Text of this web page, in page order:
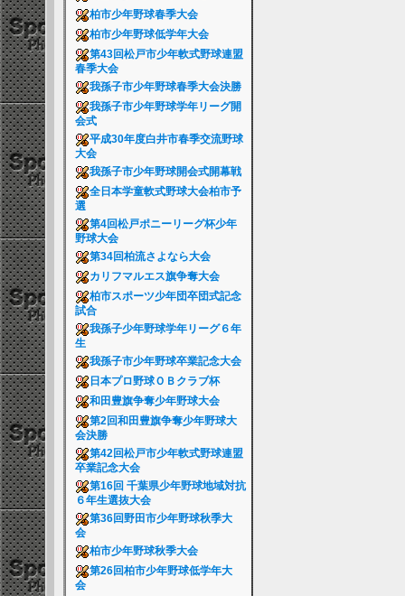
柏市少年野球春季大会
柏市少年野球低学年大会
第43回松戸市少年軟式野球連盟
春季大会
我孫子市少年野球春季大会決勝
我孫子市少年野球学年リーグ開
会式
平成30年度白井市春季交流野球
大会
我孫子市少年野球開会式開幕戦
全日本学童軟式野球大会柏市予
選
第4回松戸ポニーリーグ杯少年
野球大会
第34回柏流さよなら大会
カリフマルエス旗争奪大会
柏市スポーツ少年団卒団式記念
試合
我孫子少年野球学年リーグ６年
生
我孫子市少年野球卒業記念大会
日本プロ野球ＯＢクラブ杯
和田豊旗争奪少年野球大会
第2回和田豊旗争奪少年野球大
会決勝
第42回松戸市少年軟式野球連盟
卒業記念大会
第16回 千葉県少年野球地域対抗
６年生選抜大会
第36回野田市少年野球秋季大
会
柏市少年野球秋季大会
第26回柏市少年野球低学年大
会